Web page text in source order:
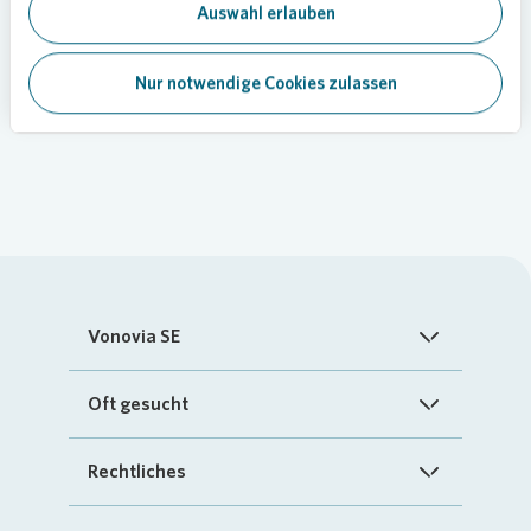
Auswahl erlauben
Nur notwendige Cookies zulassen
Quartier
Vonovia SE
Startseite
Investoren
Oft gesucht
FAQ
Rechtliches